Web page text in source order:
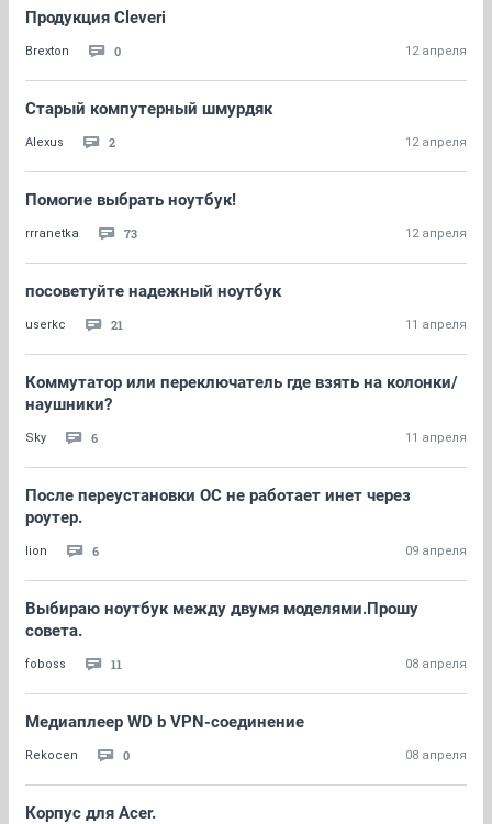
Продукция Cleveri
Brexton 0 12 апреля
Старый компутерный шмурдяк
Alexus 2 12 апреля
Помогие выбрать ноутбук!
rrranetka 73 12 апреля
посоветуйте надежный ноутбук
userkc 21 11 апреля
Коммутатор или переключатель где взять на колонки/
наушники?
Sky 6 11 апреля
После переустановки ОС не работает инет через
роутер.
lion 6 09 апреля
Выбираю ноутбук между двумя моделями.Прошу
совета.
foboss 11 08 апреля
Медиаплеер WD b VPN-соединение
Rekocen 0 08 апреля
Корпус для Acer.